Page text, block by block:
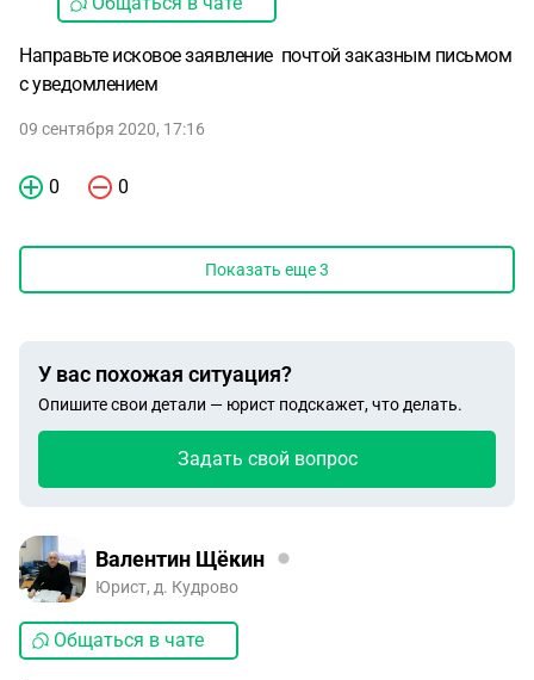
Направьте исковое заявление почтой заказным письмом
с уведомлением
09 сентября 2020, 17:16
0 0
Показать еще3
У вас похожая ситуация?
Опишите свои детали — юрист подскажет, что делать.
Задать свой вопрос
Валентин Щёкин
Юрист, д. Кудрово
Общаться в чате